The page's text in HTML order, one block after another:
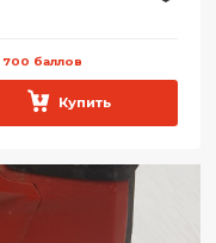
700 баллов
Купить